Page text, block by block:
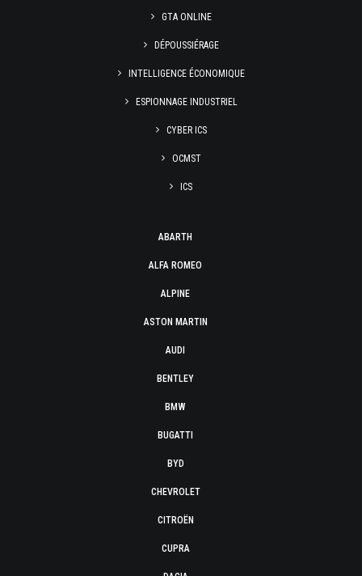
GTA ONLINE
DÉPOUSSIÉRAGE
INTELLIGENCE ÉCONOMIQUE
ESPIONNAGE INDUSTRIEL
CYBER ICS
OCMST
ICS
ABARTH
ALFA ROMEO
ALPINE
ASTON MARTIN
AUDI
BENTLEY
BMW
BUGATTI
BYD
CHEVROLET
CITROËN
CUPRA